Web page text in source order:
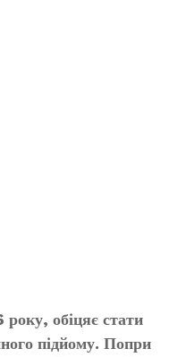
обіцяє стати
підйому. Попри